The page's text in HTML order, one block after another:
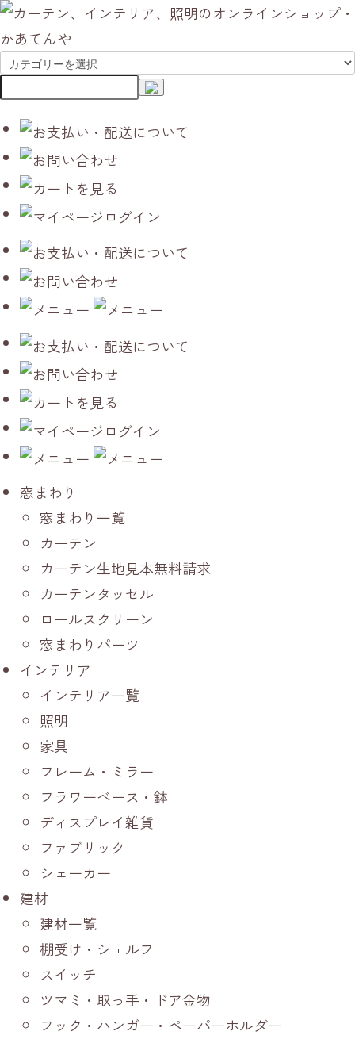
窓まわり
窓まわり一覧
カーテン
カーテン生地見本無料請求
カーテンタッセル
ロールスクリーン
窓まわりパーツ
インテリア
インテリア一覧
照明
家具
フレーム・ミラー
フラワーベース・鉢
ディスプレイ雑貨
ファブリック
シェーカー
建材
建材一覧
棚受け・シェルフ
スイッチ
ツマミ・取っ手・ドア金物
フック・ハンガー・ペーパーホルダー